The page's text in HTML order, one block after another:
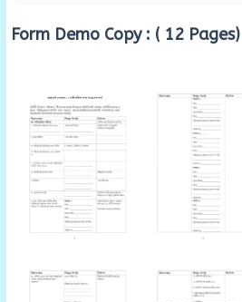
Form Demo Copy : ( 12 Pages)